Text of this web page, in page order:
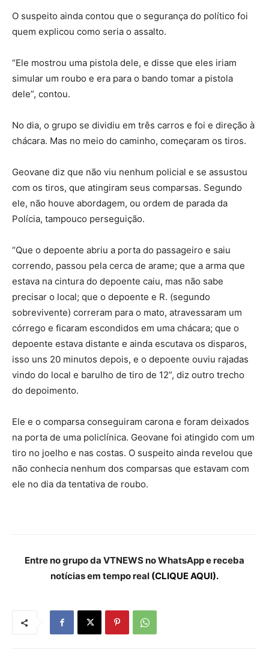
O suspeito ainda contou que o segurança do político foi
quem explicou como seria o assalto.
“Ele mostrou uma pistola dele, e disse que eles iriam
simular um roubo e era para o bando tomar a pistola
dele”, contou.
No dia, o grupo se dividiu em três carros e foi e direção à
chácara. Mas no meio do caminho, começaram os tiros.
Geovane diz que não viu nenhum policial e se assustou
com os tiros, que atingiram seus comparsas. Segundo
ele, não houve abordagem, ou ordem de parada da
Polícia, tampouco perseguição.
“Que o depoente abriu a porta do passageiro e saiu
correndo, passou pela cerca de arame; que a arma que
estava na cintura do depoente caiu, mas não sabe
precisar o local; que o depoente e R. (segundo
sobrevivente) correram para o mato, atravessaram um
córrego e ficaram escondidos em uma chácara; que o
depoente estava distante e ainda escutava os disparos,
isso uns 20 minutos depois, e o depoente ouviu rajadas
vindo do local e barulho de tiro de 12”, diz outro trecho
do depoimento.
Ele e o comparsa conseguiram carona e foram deixados
na porta de uma policlínica. Geovane foi atingido com um
tiro no joelho e nas costas. O suspeito ainda revelou que
não conhecia nenhum dos comparsas que estavam com
ele no dia da tentativa de roubo.
Entre no grupo da VTNEWS no WhatsApp e receba
notícias em tempo real (CLIQUE AQUI).